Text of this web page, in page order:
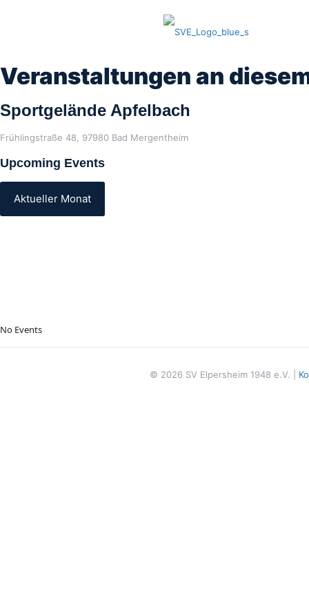
Veranstaltungen an
Sportgelände Apfelbach
Frühlingstraße 48, 97980 Bad Mergentheim
Upcoming Events
Aktueller Monat
No Events
© 2026 SV Elpersheim 1948 e.V. |